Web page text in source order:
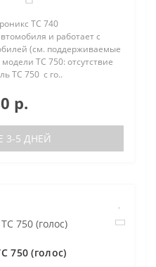
TC 740
и работает с
(см. поддерживаемые
TC 750: отсутствие
TC 750 с го..
р.
5 ДНЕЙ
750 (голос)